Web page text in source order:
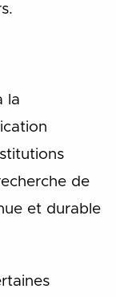
la
de
et durable